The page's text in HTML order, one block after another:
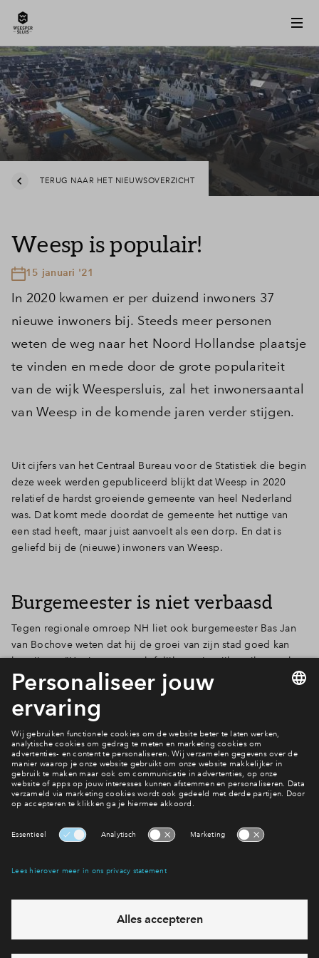
Inloggen
TERUG NAAR HET NIEUWSOVERZICHT
Weesp is populair!
15 januari '21
In 2020 kwamen er per duizend inwoners 37
nieuwe inwoners bij. Steeds meer personen
weten de weg naar het Noord Hollandse plaatsje
te vinden en mede door de grote populariteit
van de wijk Weespersluis, zal het inwonersaantal
van Weesp in de komende jaren verder stijgen.
Uit cijfers van het Centraal Bureau voor de Statistiek die begin
deze week werden gepubliceerd blijkt dat Weesp in 2020
relatief de hardst groeiende gemeente van heel Nederland
was. Dat komt mede doordat de gemeente het nuttige van
een stad heeft, maar juist aanvoelt als een dorp. En dat is
geliefd bij de (nieuwe) inwoners van Weesp.
Burgemeester is niet verbaasd
Tegen regionale omroep NH liet ook burgemeester Bas Jan
van Bochove weten dat hij de groei van zijn stad goed kan
begrijpen: "Het is een ongelofelijk mooie wijk en ik spreek
mensen die daar met heel veel plezier wonen. Veel mensen
erkennen en herkennen de kwaliteit en ligging van deze
regio."
Bekijk de woningconfigurator
Benieuwd hoe Lanenrijk eruit komt te zien?
Interesse? Meld je dan snel aan
Hiermee blijf je op de hoogte van het belangrijkste nieuws en
Ja, ik wil mij aanmelden